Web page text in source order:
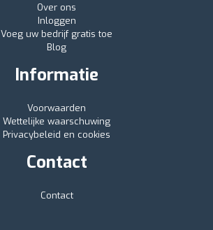
Over ons
Inloggen
Voeg uw bedrijf gratis toe
Blog
Informatie
Voorwaarden
Wettelijke waarschuwing
Privacybeleid en cookies
Contact
Contact